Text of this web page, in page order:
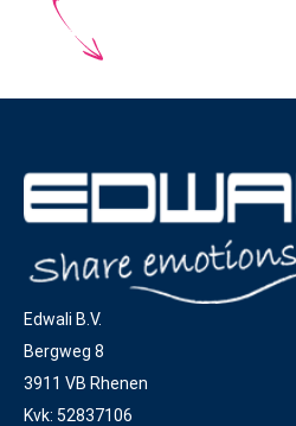
Edwali B.V.
Bergweg 8
3911 VB Rhenen
Kvk: 52837106